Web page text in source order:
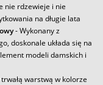
nie rdzewieje i nie
na długie lata
- Wykonany z
doskonale układa się na
modeli damskich i
warstwą w kolorze